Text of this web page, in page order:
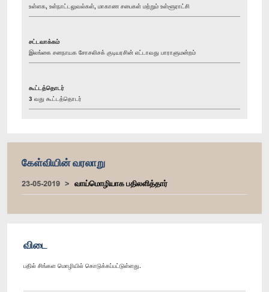
உள்ளக, உள்நாட்டலுவல்கள், மாகாண சபைகள் மற்றும் உள்ளூராட்சி
சட்டவாக்கம்
இலங்கை சனநாயக சோசலிசக் குடியரசின் எட்டாவது பாராளுமன்றம்
கூட்டத்தொடர்
3 வது கூட்டத்தொடர்
கேள்வியின் வரலாறு
23-05-2019 வாய்மொழியாக பதிலளித்தார்
விடை
பதில் சிங்கள மொழியில் கொடுக்கப்பட்டுள்ளது.